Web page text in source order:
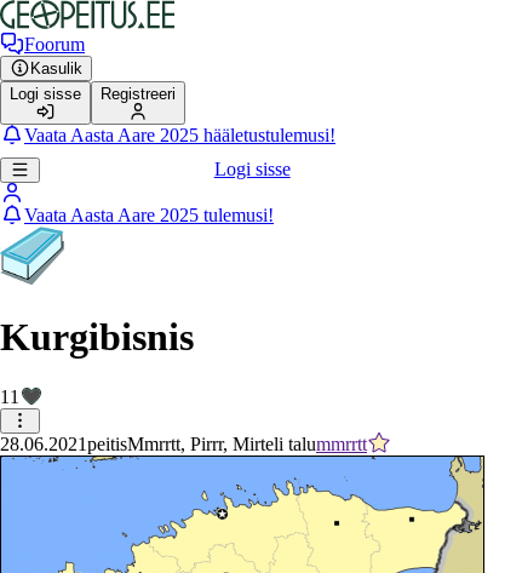
Foorum
Kasulik
Logi sisse
Registreeri
Vaata Aasta Aare 2025 hääletustulemusi!
Logi sisse
Vaata Aasta Aare 2025 tulemusi!
Kurgibisnis
11
28.06.2021peitisMmrrtt, Pirrr, Mirteli talummrrtt